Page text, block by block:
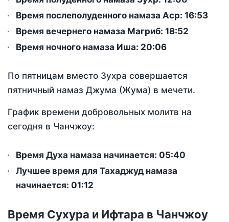
Время послеполуденного намаза Аср: 16:53
Время вечернего намаза Магриб: 18:52
Время ночного намаза Иша: 20:06
По пятницам вместо Зухра совершается
пятничный намаз Джума (Жума) в мечети.
График времени добровольных молитв на
сегодня в Чанчжоу:
Время Духа намаза начинается: 05:40
Лучшее время для Тахаджуд намаза
начинается: 01:12
Время Сухура и Ифтара в Чанчжоу